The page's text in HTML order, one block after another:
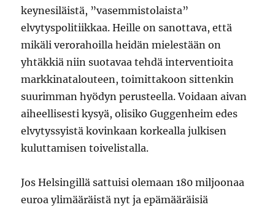
keynesiläistä, ”vasemmistolaista”
elvytyspolitiikkaa. Heille on sanottava, että
mikäli verorahoilla heidän mielestään on
yhtäkkiä niin suotavaa tehdä interventioita
markkinatalouteen, toimittakoon sittenkin
suurimman hyödyn perusteella. Voidaan aivan
aiheellisesti kysyä, olisiko Guggenheim edes
elvytyssyistä kovinkaan korkealla julkisen
kuluttamisen toivelistalla.
Jos Helsingillä sattuisi olemaan 180 miljoonaa
euroa ylimääräistä nyt ja epämääräisiä